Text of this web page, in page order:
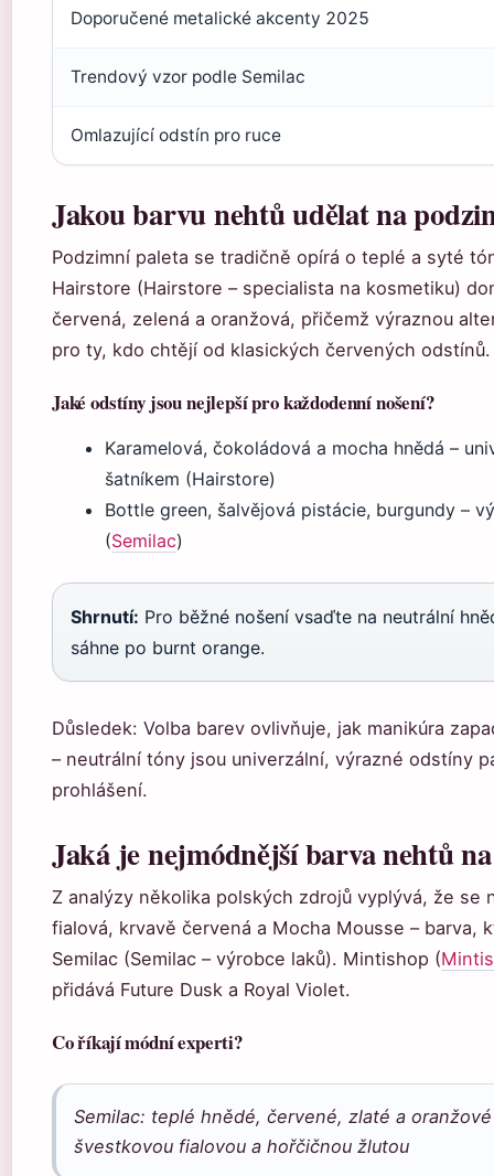
Doporučené metalické akcenty 2025
Trendový vzor podle Semilac
Omlazující odstín pro ruce
Jakou barvu nehtů udělat na
Podzimní paleta se tradičně opírá o teplé a syté
Hairstore (Hairstore – specialista na kosmetiku)
červená, zelená a oranžová, přičemž výraznou
pro ty, kdo chtějí od klasických červených odstínů.
Jaké odstíny jsou nejlepší pro každodenní nošení?
Karamelová, čokoládová a mocha hnědá –
šatníkem (Hairstore)
Bottle green, šalvějová pistácie, burgundy –
(Semilac)
Shrnutí: Pro běžné nošení vsaďte na neutrální
sáhne po burnt orange.
Důsledek: Volba barev ovlivňuje, jak manikúra
– neutrální tóny jsou univerzální, výrazné odstíny
prohlášení.
Jaká je nejmódnější barva nehtů
Z analýzy několika polských zdrojů vyplývá, že se
fialová, krvavě červená a Mocha Mousse – barva,
Semilac (Semilac – výrobce laků). Mintishop (
přidává Future Dusk a Royal Violet.
Co říkají módní experti?
Semilac: teplé hnědé, červené, zlaté a
švestkovou fialovou a hořčičnou žlutou